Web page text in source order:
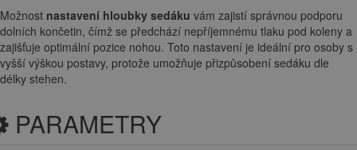
Možnost nastavení hloubky sedáku vám zajistí správnou podporu
dolních končetin, čímž se předchází nepříjemnému tlaku pod koleny a
zajišťuje optimální pozice nohou. Toto nastavení je ideální pro osoby s
vyšší výškou postavy, protože umožňuje přizpůsobení sedáku dle
délky stehen.
PARAMETRY